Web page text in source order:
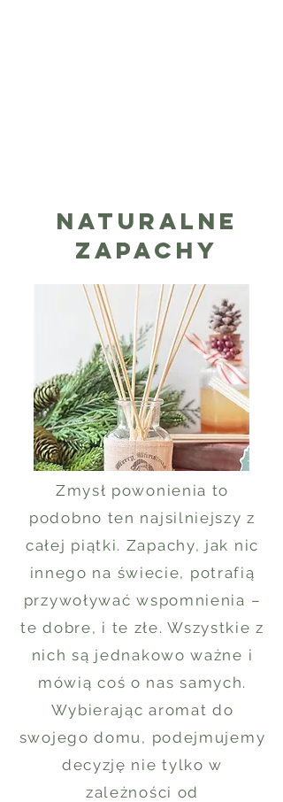
Naturalne
zapachy
Zmysł powonienia to
podobno ten najsilniejszy z
całej piątki. Zapachy, jak nic
innego na świecie, potrafią
przywoływać wspomnienia –
te dobre, i te złe. Wszystkie z
nich są jednakowo ważne i
mówią coś o nas samych.
Wybierając aromat do
swojego domu, podejmujemy
decyzję nie tylko w
zależności od